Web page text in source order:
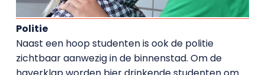
Politie
Naast een hoop studenten is ook de politie
zichtbaar aanwezig in de binnenstad. Om de